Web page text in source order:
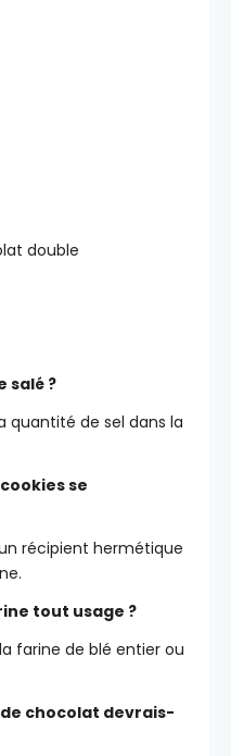
double
salé ?
quantité de sel dans la
se
récipient hermétique
tout usage ?
farine de blé entier ou
chocolat devrais-